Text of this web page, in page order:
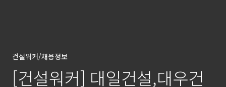
건설워커/채용정보
[건설워커] 대일건설,대우건